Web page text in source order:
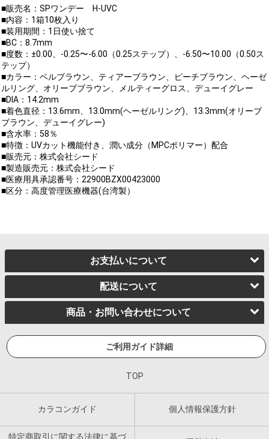
■販売名：SPワンデー H-UVC
■内容：1箱10枚入り
■装用期間：1日使い捨て
■BC：8.7mm
■度数：±0.00、-0.25〜-6.00（0.25ステップ）、-6.50〜10.00（0.50ス
テップ）
■カラー：ベルブラウン、ティアーブラウン、ピーチブラウン、ヘーゼ
ルリング、オリーブブラウン、メルティーグロス、デューイグレー
■DIA：14.2mm
■着色直径：13.6mm、13.0mm(ヘーゼルリング)、13.3mm(オリーブ
ブラウン、デューイグレー)
■含水率：58％
■特徴：UVカット機能付き、潤い成分（MPCポリマー）配合
■販売元：株式会社シード
■製造販売元：株式会社シード
■医療用具承認番号：22900BZX00423000
■区分：高度管理医療機器(台湾製）
お支払いについて
配送について
商品・お問い合わせについて
ご利用ガイド詳細
TOP
カラコンガイド 個人情報保護方針
特定商取引に関する法律に基づ